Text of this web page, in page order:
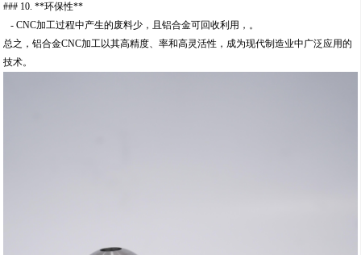
### 10. **环保性**
- CNC加工过程中产生的废料少，且铝合金可回收利用，。
总之，铝合金CNC加工以其高精度、率和高灵活性，成为现代制造业中广泛应用的
技术。